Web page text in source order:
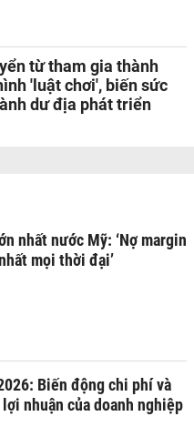
từ tham gia thành
'luật chơi', biến sức
dư địa phát triển
nhất nước Mỹ: ‘Nợ margin
mọi thời đại’
Biến động chi phí và
nhuận của doanh nghiệp